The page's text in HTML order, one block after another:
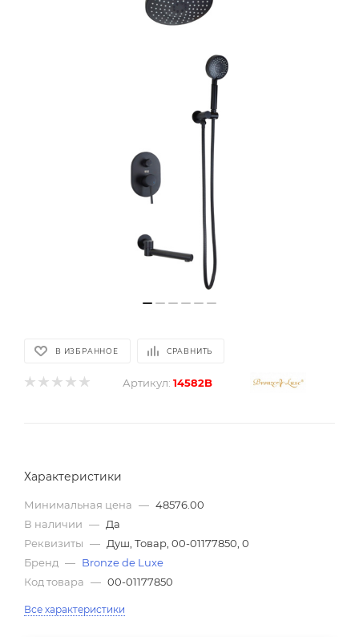
В ИЗБРАННОЕ СРАВНИТЬ
Артикул: 14582B
Характеристики
Минимальная цена — 48576.00
В наличии — Да
Реквизиты — Душ, Товар, 00-01177850, 0
Бренд — Bronze de Luxe
Код товара — 00-01177850
Все характеристики